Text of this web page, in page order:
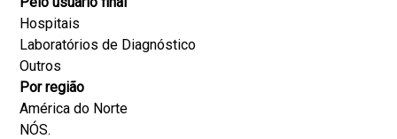
Hospitais
Laboratórios de Diagnóstico
Outros
Por região
América do Norte
NÓS.